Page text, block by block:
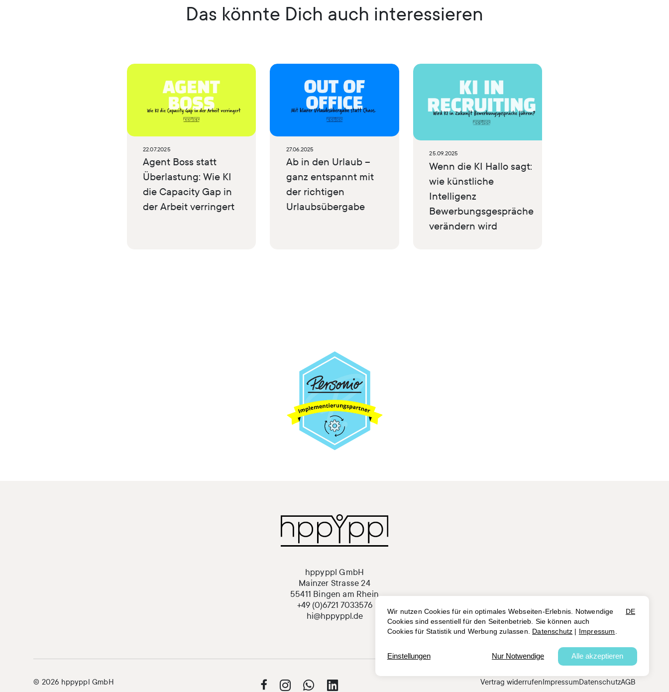
Das könnte Dich auch interessieren
22.07.2025
Agent Boss statt
Überlastung: Wie KI
die Capacity Gap in
der Arbeit verringert
27.06.2025
Ab in den Urlaub –
ganz entspannt mit
der richtigen
Urlaubsübergabe
25.09.2025
Wenn die KI Hallo sagt:
wie künstliche
Intelligenz
Bewerbungsgespräche
verändern wird
hppyppl GmbH
Mainzer Strasse 24
55411 Bingen am Rhein
+49 (0)6721 7033576
hi@hppyppl.de
© 2026 hppyppl GmbH Vertrag widerrufenImpressumDatenschutzAGB
   